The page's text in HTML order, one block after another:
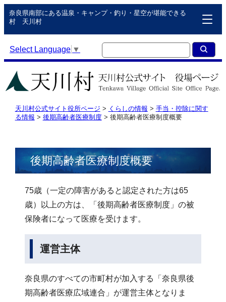
奈良県南部にある温泉・キャンプ・釣り・星空が堪能できる
村 天川村
Select Language ▼
天川村公式サイト役所ページ > くらしの情報 > 手当・控除に関す
る情報 > 後期高齢者医療制度> 後期高齢者医療制度概要
後期高齢者医療制度概要
75歳（一定の障害があると認定された方は65
歳）以上の方は、「後期高齢者医療制度」の被
保険者になって医療を受けます。
運営主体
奈良県のすべての市町村が加入する「奈良県後
期高齢者医療広域連合」が運営主体となりま